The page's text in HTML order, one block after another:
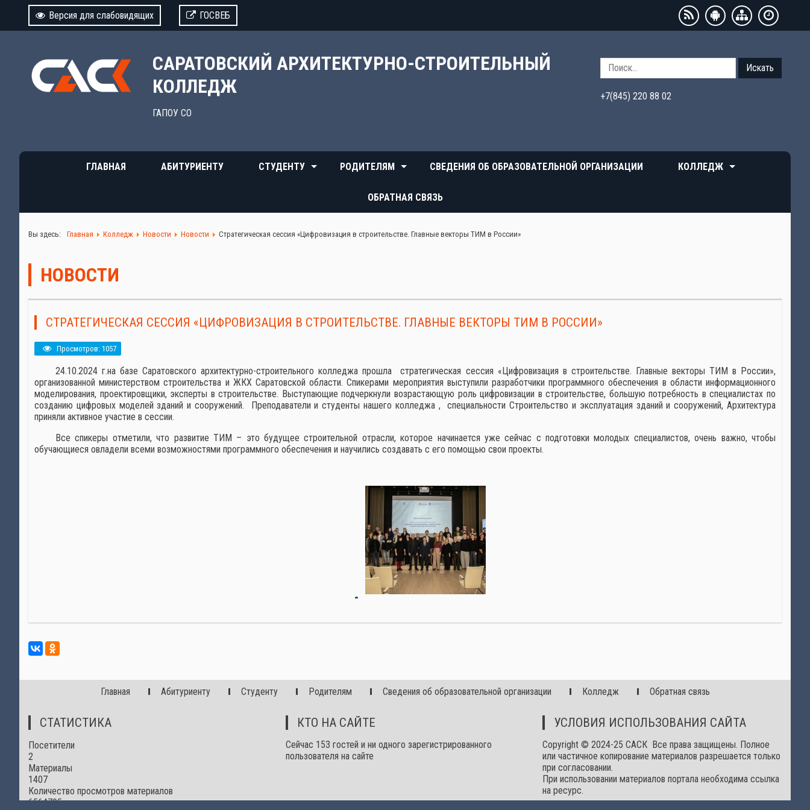
Версия для слабовидящих ГОСВЕБ
САРАТОВСКИЙ АРХИТЕКТУРНО-СТРОИТЕЛЬНЫЙ
КОЛЛЕДЖ
ГАПОУ СО
Искать
+7(845) 220 88 02
ГЛАВНАЯ АБИТУРИЕНТУ СТУДЕНТУ РОДИТЕЛЯМ СВЕДЕНИЯ ОБ ОБРАЗОВАТЕЛЬНОЙ ОРГАНИЗАЦИИ КОЛЛЕДЖ
ОБРАТНАЯ СВЯЗЬ
Вы здесь: Главная Колледж Новости Новости Стратегическая сессия «Цифровизация в строительстве. Главные векторы ТИМ в России»
НОВОСТИ
СТРАТЕГИЧЕСКАЯ СЕССИЯ «ЦИФРОВИЗАЦИЯ В СТРОИТЕЛЬСТВЕ. ГЛАВНЫЕ ВЕКТОРЫ ТИМ В РОССИИ»
Просмотров: 1057
24.10.2024 г.на базе Саратовского архитектурно-строительного колледжа прошла стратегическая сессия «Цифровизация в строительстве. Главные векторы ТИМ в России»,
организованной министерством строительства и ЖКХ Саратовской области. Спикерами мероприятия выступили разработчики программного обеспечения в области информационного
моделирования, проектировщики, эксперты в строительстве. Выступающие подчеркнули возрастающую роль цифровизации в строительстве, большую потребность в специалистах по
созданию цифровых моделей зданий и сооружений. Преподаватели и студенты нашего колледжа , специальности Строительство и эксплуатация зданий и сооружений, Архитектура
приняли активное участие в сессии.
Все спикеры отметили, что развитие ТИМ – это будущее строительной отрасли, которое начинается уже сейчас с подготовки молодых специалистов, очень важно, чтобы
обучающиеся овладели всеми возможностями программного обеспечения и научились создавать с его помощью свои проекты.
Главная Абитуриенту Студенту Родителям Сведения об образовательной организации Колледж Обратная связь
СТАТИСТИКА
Посетители
2
Материалы
1407
Количество просмотров материалов
6564795
КТО НА САЙТЕ
Сейчас 153 гостей и ни одного зарегистрированного
пользователя на сайте
УСЛОВИЯ ИСПОЛЬЗОВАНИЯ САЙТА
Copyright © 2024-25 САСК Все права защищены. Полное
или частичное копирование материалов разрешается только
при согласовании.
При использовании материалов портала необходима ссылка
на ресурс.